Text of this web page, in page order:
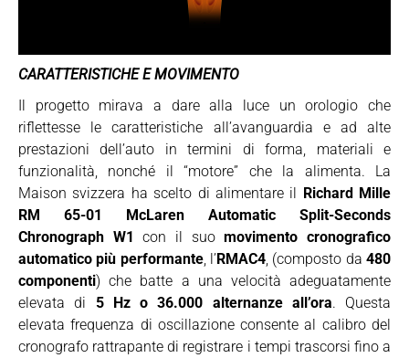
CARATTERISTICHE E MOVIMENTO
Il progetto mirava a dare alla luce un orologio che
riflettesse le caratteristiche all’avanguardia e ad alte
prestazioni dell’auto in termini di forma, materiali e
funzionalità, nonché il “motore” che la alimenta. La
Maison svizzera ha scelto di alimentare il Richard Mille
RM 65-01 McLaren Automatic Split-Seconds
Chronograph W1 con il suomovimento cronografico
automatico più performante, l’RMAC4 , (composto da480
componenti) che batte a una velocità adeguatamente
elevata di 5 Hz o 36.000 alternanze all’ora. Questa
elevata frequenza di oscillazione consente al calibro del
cronografo rattrapante di registrare i tempi trascorsi fino a